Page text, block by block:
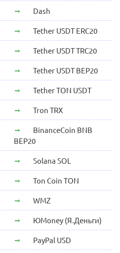
Dash
Tether USDT ERC20
Tether USDT TRC20
Tether USDT BEP20
Tether TON USDT
Tron TRX
BinanceCoin BNB
BEP20
Solana SOL
Ton Coin TON
WMZ
ЮMoney (Я.Деньги)
PayPal USD